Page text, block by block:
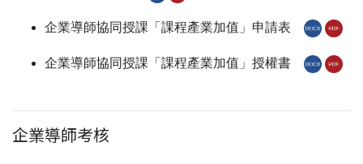
企業導師協同授課「課程產業加值」申請表
企業導師協同授課「課程產業加值」授權書
企業導師考核